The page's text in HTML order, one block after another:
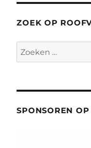
ZOEK OP
Zoeken
naar:
SPONSOREN